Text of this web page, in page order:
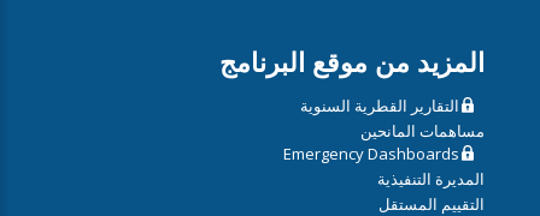
المزيد من موقع البرنامج
التقارير القطرية السنوية
مساهمات المانحين
Emergency Dashboards
المديرة التنفيذية
التقييم المستقل